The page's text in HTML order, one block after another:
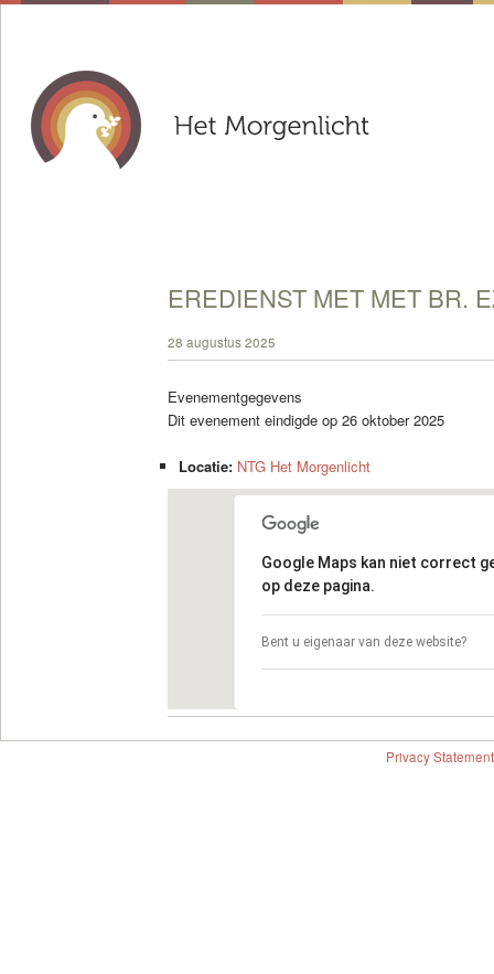
EREDIENST MET MET BR.
28 augustus 2025
Evenementgegevens
Dit evenement eindigde op 26 oktober 2025
Locatie: NTG Het Morgenlicht
Google Maps kan niet correct
op deze pagina.
Bent u eigenaar van deze website?
Privacy Statement